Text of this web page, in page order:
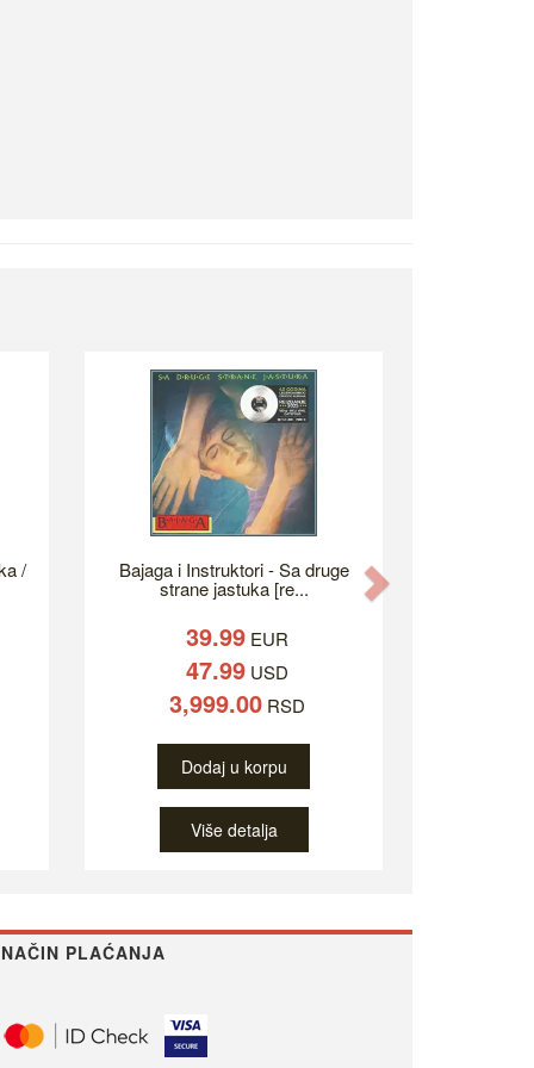
/ Bajaga i Instruktori - Sa druge
strane jastuka [re...
39.99EUR
47.99USD
3,999.00RSD
Dodaj u korpu
Više detalja
NAČIN PLAĆANJA